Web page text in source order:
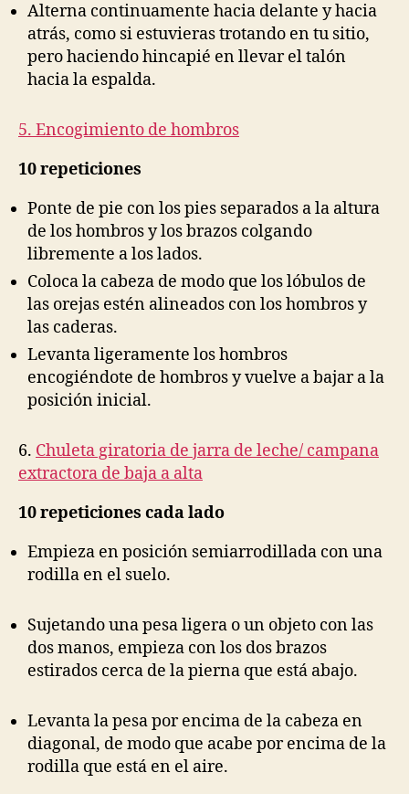
Alterna continuamente hacia delante y hacia
atrás, como si estuvieras trotando en tu sitio,
pero haciendo hincapié en llevar el talón
hacia la espalda.
5. Encogimiento de hombros
10 repeticiones
Ponte de pie con los pies separados a la altura
de los hombros y los brazos colgando
libremente a los lados.
Coloca la cabeza de modo que los lóbulos de
las orejas estén alineados con los hombros y
las caderas.
Levanta ligeramente los hombros
encogiéndote de hombros y vuelve a bajar a la
posición inicial.
6. Chuleta giratoria de jarra de leche/ campana
extractora de baja a alta
10 repeticiones cada lado
Empieza en posición semiarrodillada con una
rodilla en el suelo.
Sujetando una pesa ligera o un objeto con las
dos manos, empieza con los dos brazos
estirados cerca de la pierna que está abajo.
Levanta la pesa por encima de la cabeza en
diagonal, de modo que acabe por encima de la
rodilla que está en el aire.